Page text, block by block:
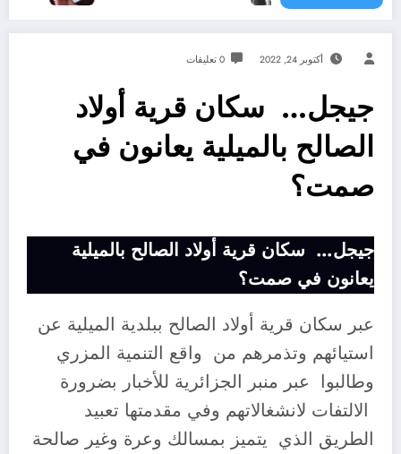
أكتوبر 24, 2022 0 تعليقات
جيجل… سكان قرية أولاد
الصالح بالميلية يعانون في
صمت؟
جيجل… سكان قرية أولاد الصالح بالميلية
يعانون في صمت؟
عبر سكان قرية أولاد الصالح ببلدية الميلية عن
استيائهم وتذمرهم من واقع التنمية المزري
وطالبوا عبر منبر الجزائرية للأخبار بضرورة
الالتفات لانشغالاتهم وفي مقدمتها تعبيد
الطريق الذي يتميز بمسالك وعرة وغير صالحة